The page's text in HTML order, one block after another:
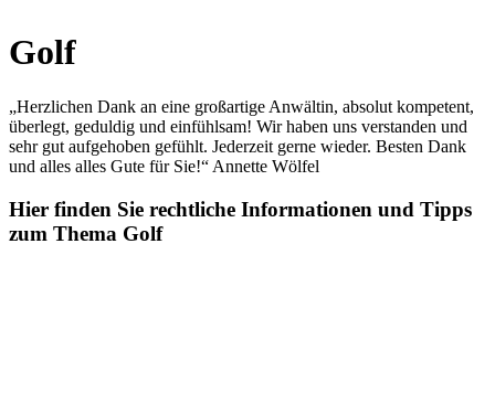
Golf
„Herzlichen Dank an eine großartige Anwältin, absolut kompetent,
überlegt, geduldig und einfühlsam! Wir haben uns verstanden und
sehr gut aufgehoben gefühlt. Jederzeit gerne wieder. Besten Dank
und alles alles Gute für Sie!“ Annette Wölfel
Hier finden Sie rechtliche Informationen und Tipps
zum Thema Golf